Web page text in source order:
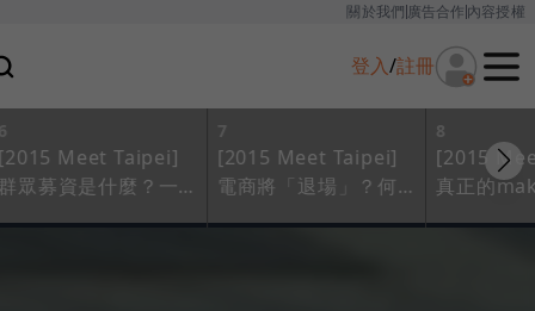
關於我們廣告合作內容授權
登入/註冊
Meet Taipei]
眾募資是什麼？一
7
[2015 Meet Taipei]
電商將「退場」？何
8
[2015
真正的